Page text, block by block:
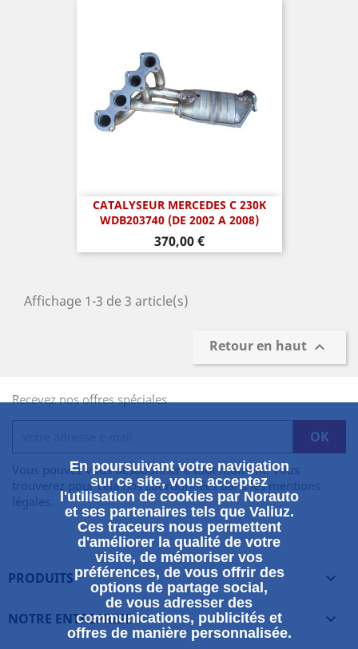
CATALYSEUR MERCEDES C 230K
WDB203740 (DE 2002 A 2008)
Prix
370,00 €
Affichage 1-3 de 3 article(s)
Retour en haut 
Recevez nos offres spéciales
Vous pouvez vous désabonner à tout moment. Vous
trouverez pour cela nos coordonnées dans les mentions
légales.
PRODUITS 
NOTRE ENTREPRISE 
En poursuivant votre navigation
sur ce site, vous acceptez
l'utilisation de cookies par Norauto
et ses partenaires tels que Valiuz.
Ces traceurs nous permettent
d'améliorer la qualité de votre
visite, de mémoriser vos
préférences, de vous offrir des
options de partage social,
de vous adresser des
communications, publicités et
offres de manière personnalisée.